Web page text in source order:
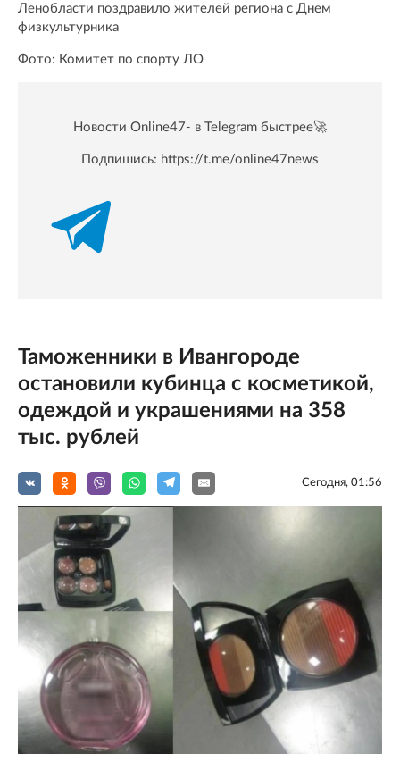
Ленобласти поздравило жителей региона с Днем
физкультурника
Фото: Комитет по спорту ЛО
Новости Online47- в Telegram быстрее🚀
Подпишись: https://t.me/online47news
Таможенники в Ивангороде
остановили кубинца с косметикой,
одеждой и украшениями на 358
тыс. рублей
Сегодня, 01:56